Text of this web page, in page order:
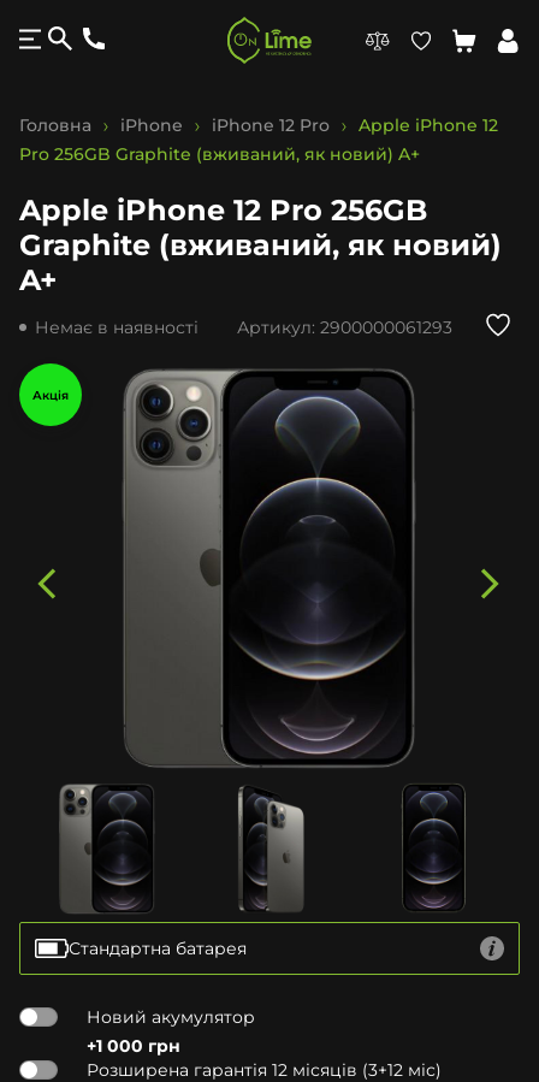
Головна iPhone iPhone 12 Pro
Apple iPhone 12
Pro 256GB Graphite (вживаний, як новий) A+
Apple iPhone 12 Pro 256GB
Graphite (вживаний, як новий)
A+
Немає в наявності Артикул: 2900000061293
Акція
Стандартна батарея
Новий акумулятор
+1 000 грн
Розширена гарантія 12 місяців (3+12 міс)